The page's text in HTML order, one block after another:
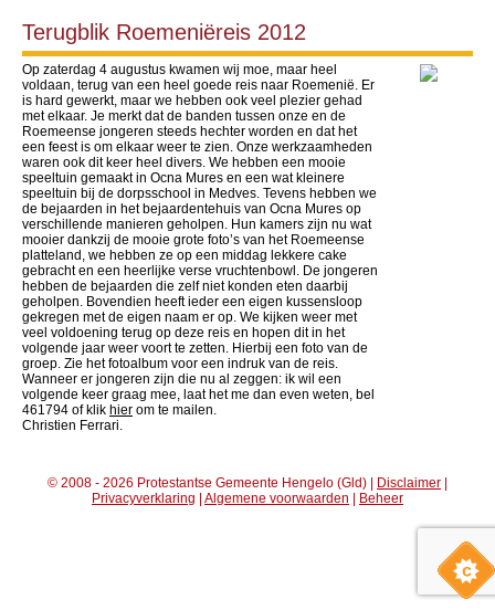
Terugblik Roemeniëreis 2012
Op zaterdag 4 augustus kwamen wij moe, maar heel
voldaan, terug van een heel goede reis naar Roemenië. Er
is hard gewerkt, maar we hebben ook veel plezier gehad
met elkaar. Je merkt dat de banden tussen onze en de
Roemeense jongeren steeds hechter worden en dat het
een feest is om elkaar weer te zien. Onze werkzaamheden
waren ook dit keer heel divers. We hebben een mooie
speeltuin gemaakt in Ocna Mures en een wat kleinere
speeltuin bij de dorpsschool in Medves. Tevens hebben we
de bejaarden in het bejaardentehuis van Ocna Mures op
verschillende manieren geholpen. Hun kamers zijn nu wat
mooier dankzij de mooie grote foto’s van het Roemeense
platteland, we hebben ze op een middag lekkere cake
gebracht en een heerlijke verse vruchtenbowl. De jongeren
hebben de bejaarden die zelf niet konden eten daarbij
geholpen. Bovendien heeft ieder een eigen kussensloop
gekregen met de eigen naam er op. We kijken weer met
veel voldoening terug op deze reis en hopen dit in het
volgende jaar weer voort te zetten. Hierbij een foto van de
groep. Zie het fotoalbum voor een indruk van de reis.
Wanneer er jongeren zijn die nu al zeggen: ik wil een
volgende keer graag mee, laat het me dan even weten, bel
461794 of klik hier om te mailen.
Christien Ferrari.
© 2008 - 2026 Protestantse Gemeente Hengelo (Gld) | Disclaimer |
Privacyverklaring | Algemene voorwaarden | Beheer